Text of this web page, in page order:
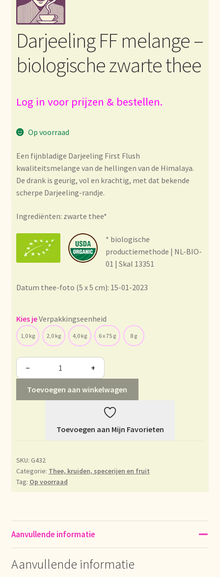
Bezahlung und Rabatte
Bienvenue dans notre commerce de gros de thé !
Bio-Zertifikate
Certificats biologiques
Commande et délai de livraison
Condiciones generales
Conditions générales
Contact
Current price list
Declaración de privacidad
Déclaration de confidentialité
Devoluciones y garantía
Expédition et livraison
Food safety
Darjeeling FF melange –
biologische zwarte thee
Log in voor prijzen & bestellen.
Op voorraad
Een fijnbladige Darjeeling First Flush
kwaliteitsmelange van de hellingen van de Himalaya.
De drank is geurig, vol en krachtig, met dat bekende
scherpe Darjeeling-randje.
Ingrediënten: zwarte thee*
* biologische
productiemethode | NL-BIO-
01 | Skal 13351
Datum thee-foto (5 x 5 cm): 15-01-2023
Verpakkingseenheid
1,0 kg 2,0 kg 4,0 kg 6 x 75 g 8 g
− +
Toevoegen aan winkelwagen
Toevoegen aan Mijn Favorieten
SKU: G432
Categorie: Thee, kruiden, specerijen en fruit
Tag: Op voorraad
Aanvullende informatie
Aanvullende informatie